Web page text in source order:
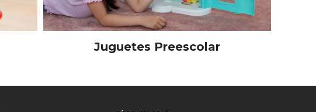
Juguetes Preescolar